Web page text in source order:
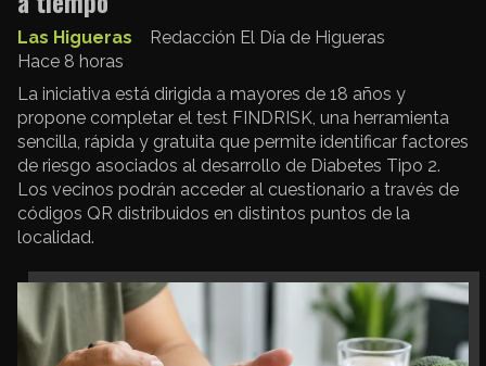
Redacción El Día de Higueras
Las Higueras
Hace 8 horas
La iniciativa está dirigida a mayores de 18 años y
propone completar el test FINDRISK, una herramienta
sencilla, rápida y gratuita que permite identificar factores
de riesgo asociados al desarrollo de Diabetes Tipo 2.
Los vecinos podrán acceder al cuestionario a través de
códigos QR distribuidos en distintos puntos de la
localidad.